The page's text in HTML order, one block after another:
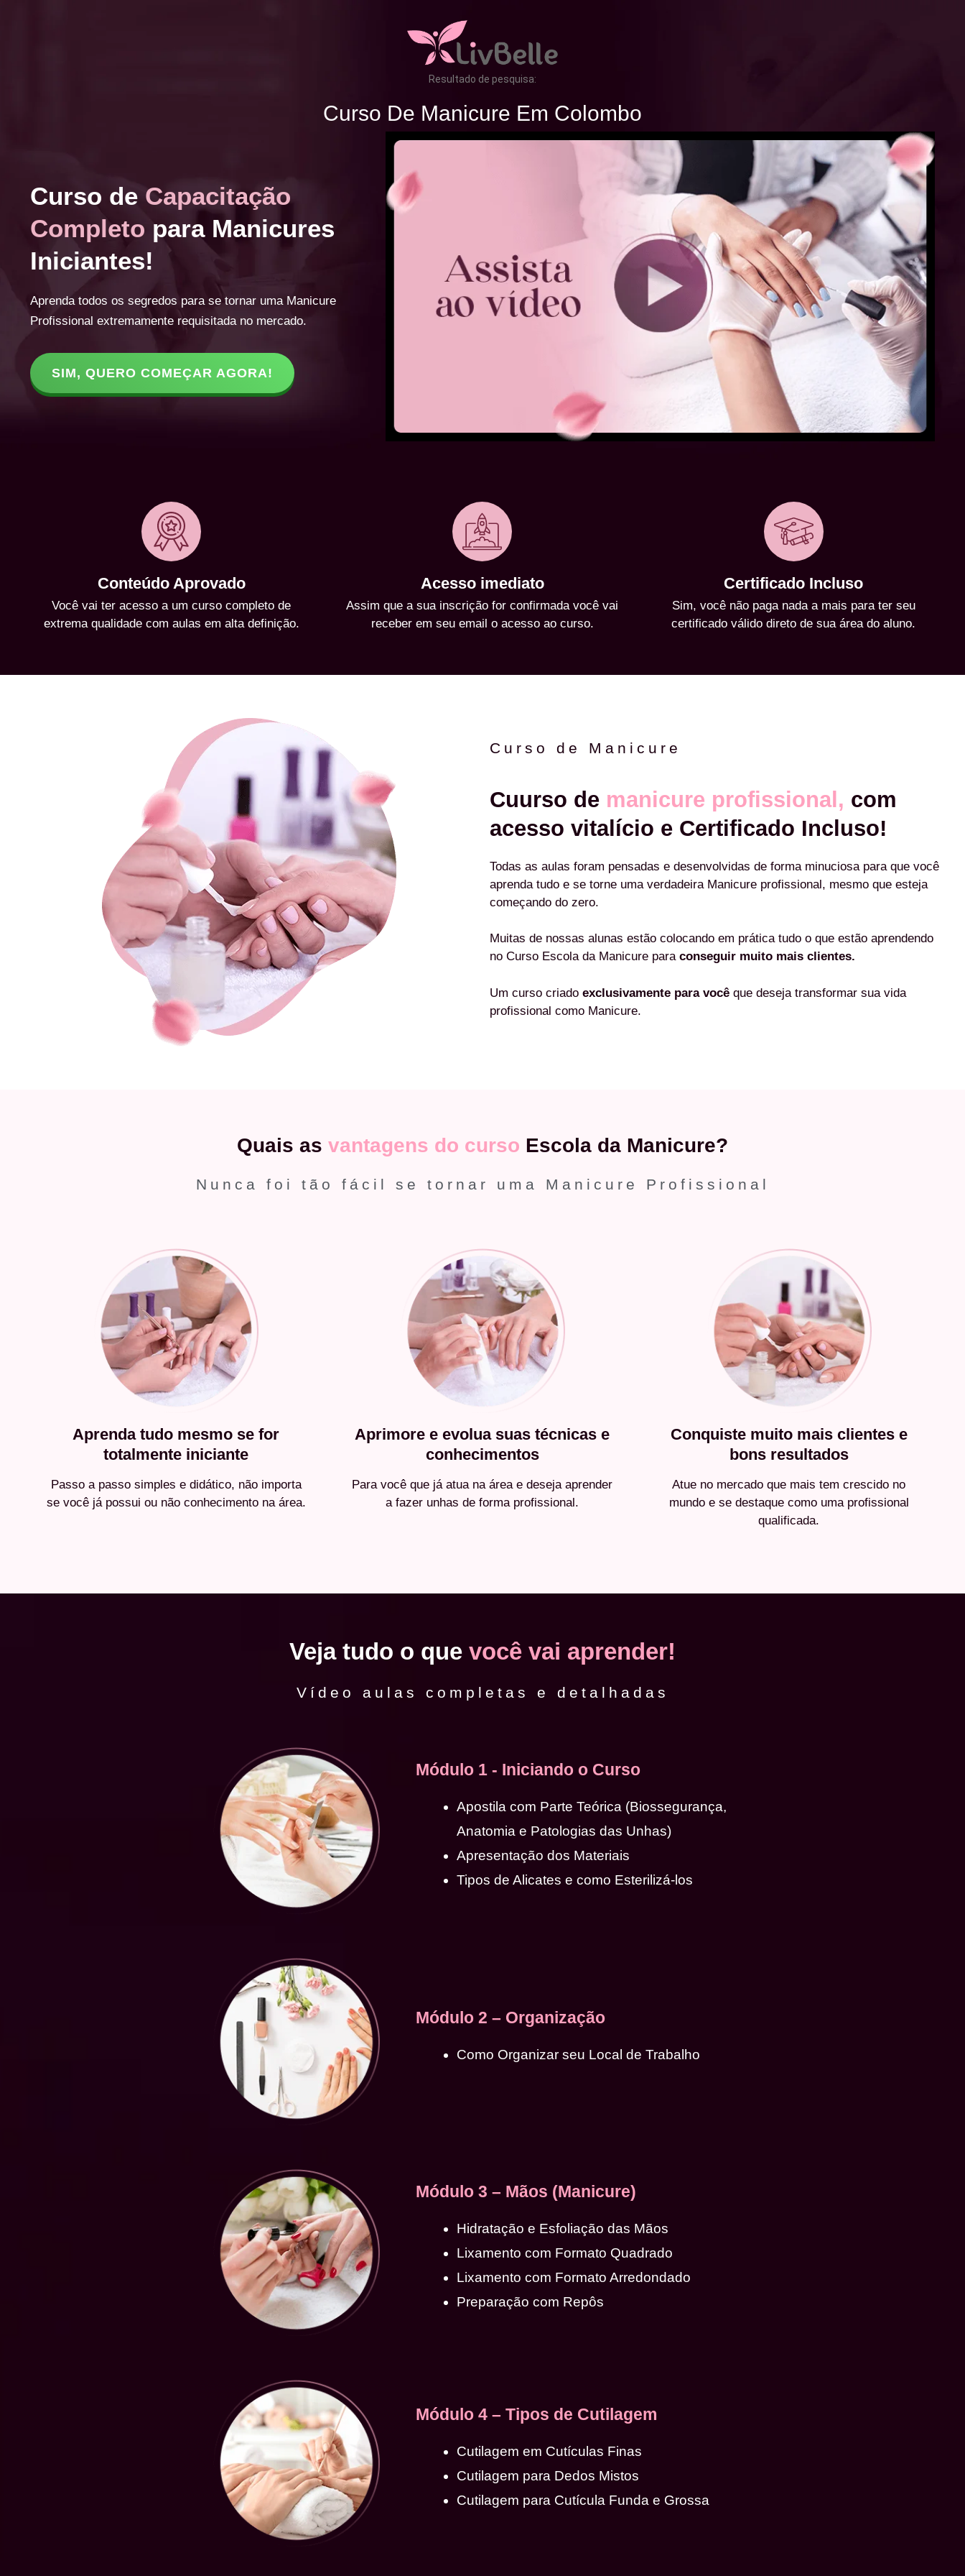
Resultado de pesquisa:
Curso De Manicure Em Colombo
Curso de Capacitação
Completo para Manicures
Iniciantes!
Aprenda todos os segredos para se tornar uma Manicure
Profissional extremamente requisitada no mercado.
SIM, QUERO COMEÇAR AGORA!
Conteúdo Aprovado
Você vai ter acesso a um curso completo de
extrema qualidade com aulas em alta definição.
Acesso imediato
Assim que a sua inscrição for confirmada você vai
receber em seu email o acesso ao curso.
Certificado Incluso
Sim, você não paga nada a mais para ter seu
certificado válido direto de sua área do aluno.
Curso de Manicure
Cuurso de manicure profissional, com
acesso vitalício e Certificado Incluso!
Todas as aulas foram pensadas e desenvolvidas de forma minuciosa para que você
aprenda tudo e se torne uma verdadeira Manicure profissional, mesmo que esteja
começando do zero.
Muitas de nossas alunas estão colocando em prática tudo o que estão aprendendo
no Curso Escola da Manicure para conseguir muito mais clientes.
Um curso criado exclusivamente para você que deseja transformar sua vida
profissional como Manicure.
Quais as vantagens do curso Escola da Manicure?
Nunca foi tão fácil se tornar uma Manicure Profissional
Aprenda tudo mesmo se for
totalmente iniciante
Passo a passo simples e didático, não importa
se você já possui ou não conhecimento na área.
Aprimore e evolua suas técnicas e
conhecimentos
Para você que já atua na área e deseja aprender
a fazer unhas de forma profissional.
Conquiste muito mais clientes e
bons resultados
Atue no mercado que mais tem crescido no
mundo e se destaque como uma profissional
qualificada.
Veja tudo o que você vai aprender!
Vídeo aulas completas e detalhadas
Módulo 1 - Iniciando o Curso
Apostila com Parte Teórica (Biossegurança,
Anatomia e Patologias das Unhas)
Apresentação dos Materiais
Tipos de Alicates e como Esterilizá-los
Módulo 2 – Organização
Como Organizar seu Local de Trabalho
Módulo 3 – Mãos (Manicure)
Hidratação e Esfoliação das Mãos
Lixamento com Formato Quadrado
Lixamento com Formato Arredondado
Preparação com Repôs
Módulo 4 – Tipos de Cutilagem
Cutilagem em Cutículas Finas
Cutilagem para Dedos Mistos
Cutilagem para Cutícula Funda e Grossa